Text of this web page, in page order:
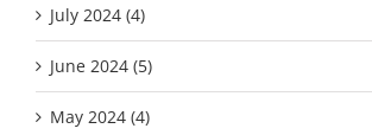
July 2024 (4)
June 2024 (5)
May 2024 (4)